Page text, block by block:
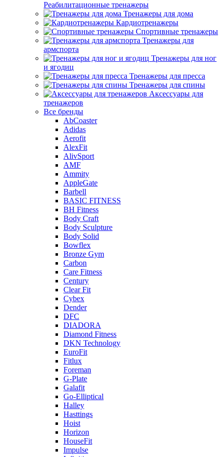
Реабилитационные тренажеры
Тренажеры для дома
Кардиотренажеры
Спортивные тренажеры
Тренажеры для
армспорта
Тренажеры для ног
и ягодиц
Тренажеры для пресса
Тренажеры для спины
Аксессуары для
тренажеров
Все бренды
AbCoaster
Adidas
Aerofit
AlexFit
AlivSport
AMF
Ammity
AppleGate
Barbell
BASIC FITNESS
BH Fitness
Body Craft
Body Sculpture
Body Solid
Bowflex
Bronze Gym
Carbon
Care Fitness
Century
Clear Fit
Cybex
Dender
DFC
DIADORA
Diamond Fitness
DKN Technology
EuroFit
Fitlux
Foreman
G-Plate
Galafit
Go-Elliptical
Halley
Hasttings
Hoist
Horizon
HouseFit
Impulse